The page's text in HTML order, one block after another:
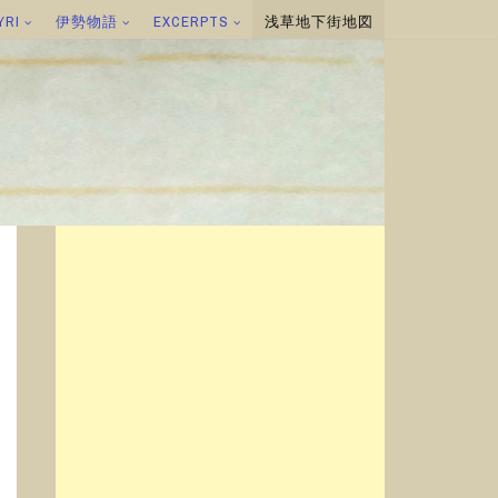
伊勢物語 EXCERPTS 浅草地下街地図